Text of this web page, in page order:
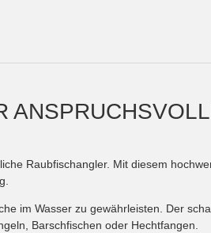
Raubfischangler. Mit diesem
im Wasser zu gewährleisten. Der
Barschfischen oder Hechtfangen.